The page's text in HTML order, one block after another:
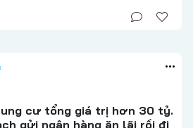
cư tổng giá trị hơn 30 tỷ.
gửi ngân hàng ăn lãi rồi đi